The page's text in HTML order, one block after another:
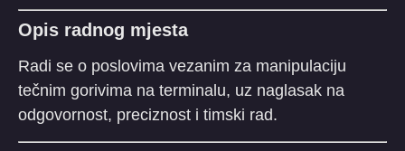
Opis radnog mjesta
Radi se o poslovima vezanim za manipulaciju
tečnim gorivima na terminalu, uz naglasak na
odgovornost, preciznost i timski rad.